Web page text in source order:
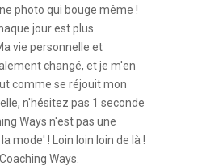
photo qui bouge même !
jour est plus
vie personnelle et
changé, et je m'en
comme se réjouit mon
n'hésitez pas 1 seconde
Ways n'est pas une
mode' ! Loin loin loin de là !
Ways.